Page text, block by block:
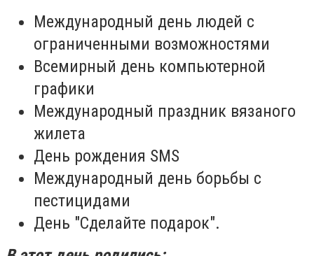
Международный день людей с
ограниченными возможностями
Всемирный день компьютерной
графики
Международный праздник вязаного
жилета
День рождения SMS
Международный день борьбы с
пестицидами
День "Сделайте подарок".